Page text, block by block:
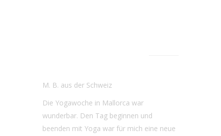
M. B. aus der Schweiz
Die Yogawoche in Mallorca war
wunderbar. Den Tag beginnen und
beenden mit Yoga war für mich eine neue